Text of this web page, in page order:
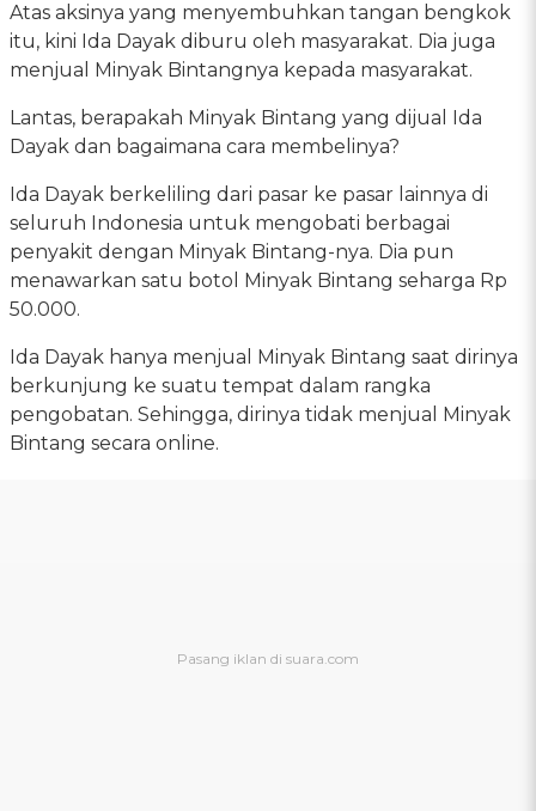
Atas aksinya yang menyembuhkan tangan bengkok
itu, kini Ida Dayak diburu oleh masyarakat. Dia juga
menjual Minyak Bintangnya kepada masyarakat.
Lantas, berapakah Minyak Bintang yang dijual Ida
Dayak dan bagaimana cara membelinya?
Ida Dayak berkeliling dari pasar ke pasar lainnya di
seluruh Indonesia untuk mengobati berbagai
penyakit dengan Minyak Bintang-nya. Dia pun
menawarkan satu botol Minyak Bintang seharga Rp
50.000.
Ida Dayak hanya menjual Minyak Bintang saat dirinya
berkunjung ke suatu tempat dalam rangka
pengobatan. Sehingga, dirinya tidak menjual Minyak
Bintang secara online.